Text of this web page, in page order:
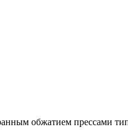
обжатием прессами